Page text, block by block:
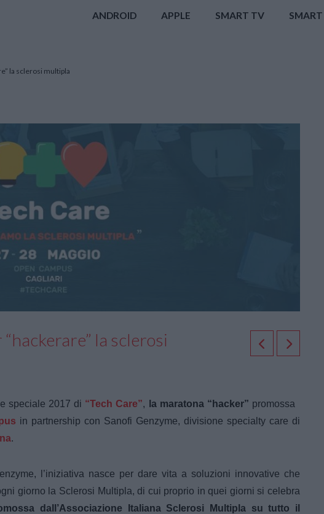
ANDROID APPLE SMART TV
la sclerosi multipla
la sclerosi
speciale 2017 di “Tech Care”, la maratona “hacker” promossa
in partnership con Sanofi Genzyme, divisione specialty care di
.
l’iniziativa nasce per dare vita a soluzioni innovative che
giorno la Sclerosi Multipla, di cui proprio in quei giorni si celebra
dall’Associazione Italiana Sclerosi Multipla su tutto il